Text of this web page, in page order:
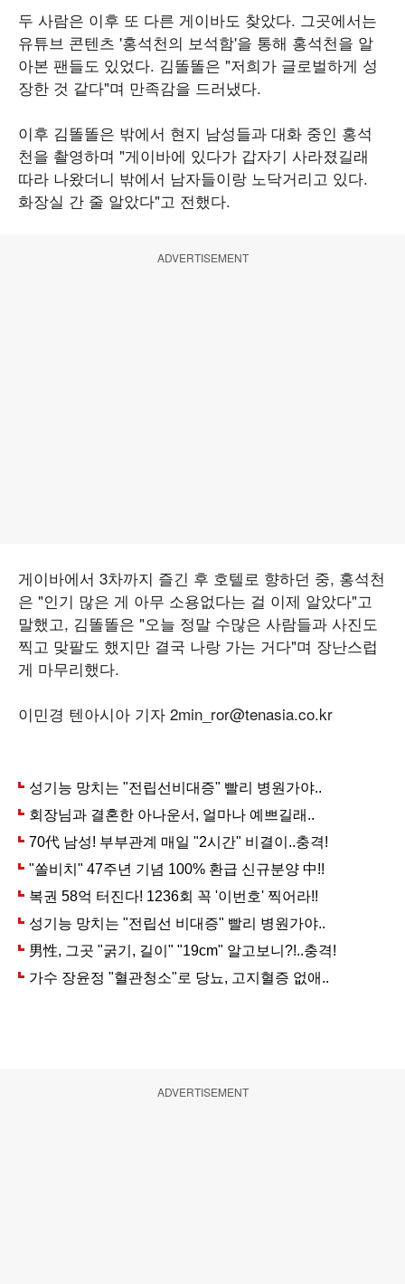
두 사람은 이후 또 다른 게이바도 찾았다. 그곳에서는
유튜브 콘텐츠 '홍석천의 보석함'을 통해 홍석천을 알
아본 팬들도 있었다. 김똘똘은 "저희가 글로벌하게 성
장한 것 같다"며 만족감을 드러냈다.
이후 김똘똘은 밖에서 현지 남성들과 대화 중인 홍석
천을 촬영하며 "게이바에 있다가 갑자기 사라졌길래
따라 나왔더니 밖에서 남자들이랑 노닥거리고 있다.
화장실 간 줄 알았다"고 전했다.
ADVERTISEMENT
게이바에서 3차까지 즐긴 후 호텔로 향하던 중, 홍석천
은 "인기 많은 게 아무 소용없다는 걸 이제 알았다"고
말했고, 김똘똘은 "오늘 정말 수많은 사람들과 사진도
찍고 맞팔도 했지만 결국 나랑 가는 거다"며 장난스럽
게 마무리했다.
이민경 텐아시아 기자 2min_ror@tenasia.co.kr
ADVERTISEMENT